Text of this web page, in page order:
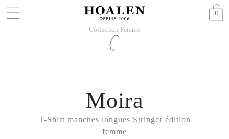
0
Collection Femme
T-Shirt manches longues Stringer édition
femme
Moira